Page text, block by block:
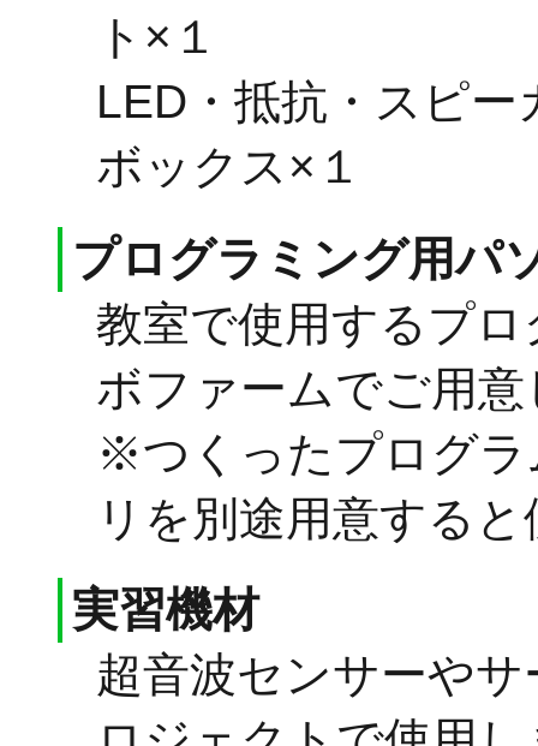
ト×１
LED・抵抗・スピ
ボックス×１
プログラミング用パ
教室で使用するプ
ボファームでご用
※つくったプログラ
リを別途用意する
実習機材
超音波センサーや